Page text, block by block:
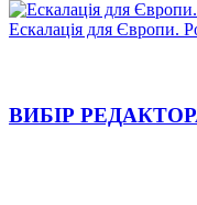
Ескалація для Європи.
ВИБІР